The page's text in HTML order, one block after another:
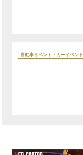
テ
ゴ
自動車イベント・カーイベント